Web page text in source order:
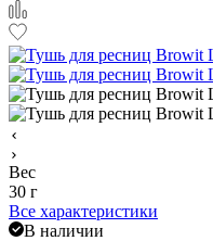
Вес
30 г
Все характеристики
В наличии